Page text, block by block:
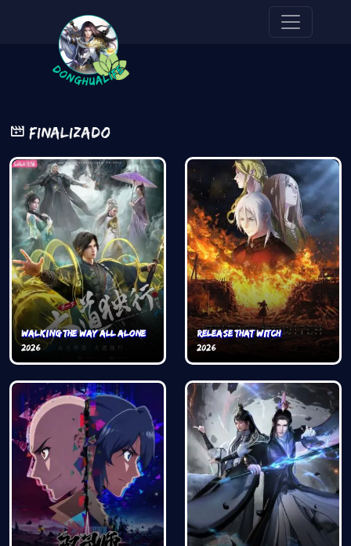
Finalizado
Walking the way all alone
2026
Release That Witch
2026